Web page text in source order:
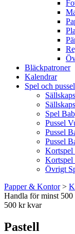
Bläckpatroner
Kalendrar
Spel och pussel
Spel
Pussel
Pussel
Pussel
Kortspel
Kortspel
Övrigt
Papper & Kontor>
Handla för minst
500 kr kvar
Pastell